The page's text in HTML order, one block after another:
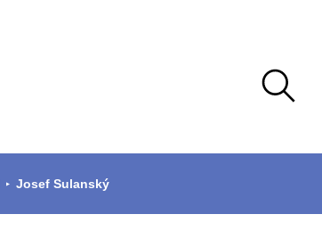
Josef Sulanský